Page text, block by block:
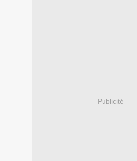
Publicité